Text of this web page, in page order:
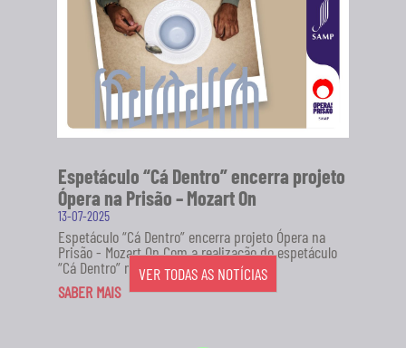
Espetáculo “Cá Dentro” encerra projeto
Ópera na Prisão – Mozart On
13-07-2025
Espetáculo “Cá Dentro” encerra projeto Ópera na
Prisão - Mozart On Com a realização do espetáculo
“Cá Dentro” no...
SABER MAIS
VER TODAS AS NOTÍCIAS